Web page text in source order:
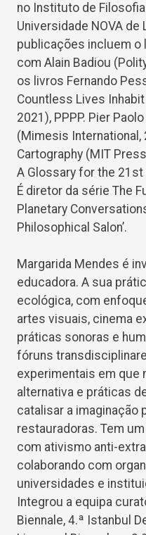
no Instituto de Filosofia
Universidade NOVA de
publicações incluem o
com Alain Badiou
os livros Fernando
Countless Lives
2021), PPPP. Pier
(Mimesis International,
Cartography (MIT
A Glossary for the
É diretor da série The
Planetary
Philosophical Salon’.
Margarida Mendes é
educadora. A sua
ecológica, com
artes visuais, cinema
práticas sonoras e
fóruns
experimentais em que
alternativa e práticas
catalisar a imaginação
restauradoras. Tem
com ativismo anti-
colaborando com
universidades e
Integrou a equipa
Biennale, 4.ª Istanbul